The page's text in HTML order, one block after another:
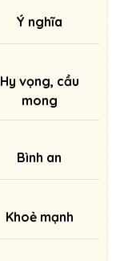
Ý nghĩa
Hy vọng, cầu
mong
Bình an
Khoẻ mạnh